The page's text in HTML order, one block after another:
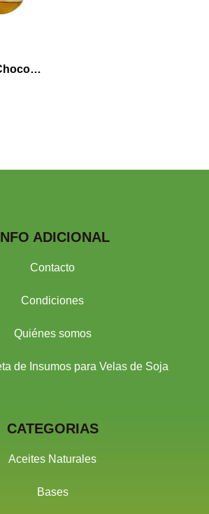
Saborizante Chocolate 30 ml
ADICIONAL
Contacto
Condiciones
Quiénes somos
de Insumos para Velas de Soja
CATEGORIAS
Aceites Naturales
Bases